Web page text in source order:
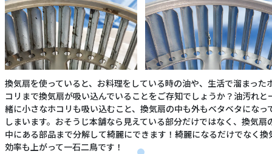
換気扇を使っていると、お料理をしている時の油や、生活で溜まった
コリまで換気扇が吸い込んでいることをご存知でしょうか？油汚れと
緒に小さなホコリも吸い込むこと、換気扇の中も外もベタベタになっ
しまいます。おそうじ本舗なら見えている部分だけではなく、換気扇
中にある部品まで分解して綺麗にできます！綺麗になるだけでなく換
効率も上がって一石二鳥です！